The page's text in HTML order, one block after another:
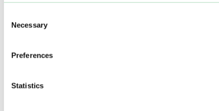
Selection
Necessary
Preferences
Statistics